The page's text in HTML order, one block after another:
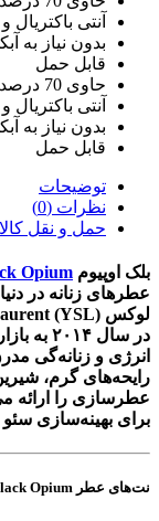
آنتی
بدون نیاز به
قابل حمل
حاوی 70 درصد الکل خالص
آنتی
بدون نیاز به
قابل حمل
توضیحات
نظرات (0)
حمل و نقل کالا
بلک اوپیوم Opium
عطرهای زنانه در
لوکس (YSL)
در سال
رایحه‌های گرم،
عطرسازی را ارائه
برای بهینه‌سازی
نت‌های عطر Yves Saint Laurent Black Opium: